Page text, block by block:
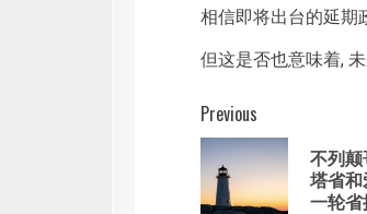
相信即将出台的延期
但这是否也意味着,
Post
navigation
Previous
不列颠
塔省和
一轮省